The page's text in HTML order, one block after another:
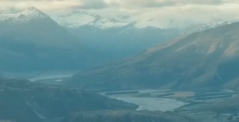
communiquer et nous comprendre
toute notre famille"
recommandations clients